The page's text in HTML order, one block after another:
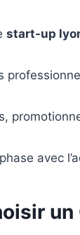
start-up
avec